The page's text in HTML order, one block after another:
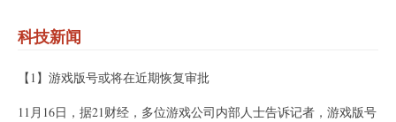
科技新闻
【1】游戏版号或将在近期恢复审批
11月16日，据21财经，多位游戏公司内部人士告诉记者，游戏版号